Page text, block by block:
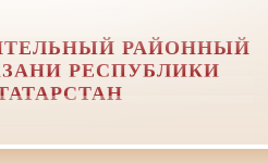
РАЙОННЫЙ
РЕСПУБЛИКИ